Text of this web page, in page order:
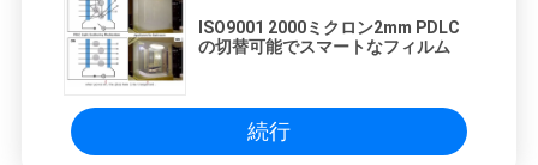
ISO9001 2000ミクロン2mm PDLC
の切替可能でスマートなフィルム
続行